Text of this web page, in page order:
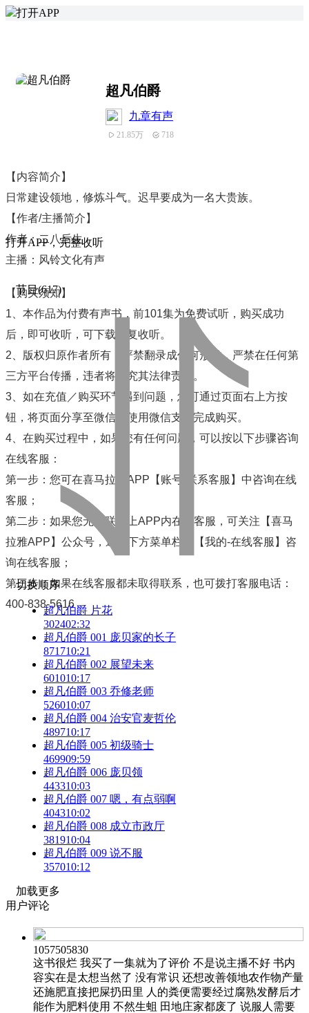
打开APP
超凡伯爵
九章有声
21.85万 718
【内容简介】
日常建设领地，修炼斗气。迟早要成为一名大贵族。
【作者/主播简介】
作者：二八后生
主播：风铃文化有声
【购买须知】
1、本作品为付费有声书，前101集为免费试听，购买成功
后，即可收听，可下载重复收听。
2、版权归原作者所有，严禁翻录成任何形式，严禁在任何第
三方平台传播，违者将追究其法律责任。
3、如在充值／购买环节遇到问题，您可通过页面右上方按
钮，将页面分享至微信内使用微信支付完成购买。
4、在购买过程中，如果您有任何问题，可以按以下步骤咨询
在线客服：
第一步：您可在喜马拉雅APP【账号-联系客服】中咨询在线
客服；
第二步：如果您无法联系上APP内在线客服，可关注【喜马
拉雅APP】公众号，通过下方菜单栏里【我的-在线客服】咨
询在线客服；
第三步：如果在线客服都未取得联系，也可拨打客服电话：
400-838-5616
打开APP，完整收听
节目(617)
切换顺序
超凡伯爵 片花
302402:32
超凡伯爵 001 庞贝家的长子
871710:21
超凡伯爵 002 展望未来
601010:17
超凡伯爵 003 乔修老师
526010:07
超凡伯爵 004 治安官麦哲伦
489710:17
超凡伯爵 005 初级骑士
469909:59
超凡伯爵 006 庞贝领
443310:03
超凡伯爵 007 嗯，有点弱啊
404310:02
超凡伯爵 008 成立市政厅
381910:04
超凡伯爵 009 说不服
357010:12
加载更多
用户评论
1057505830
这书很烂 我买了一集就为了评价 不是说主播不好 书内
容实在是太想当然了 没有常识 还想改善领地农作物产量
还施肥直接把屎扔田里 人的粪便需要经过腐熟发酵后才
能作为肥料使用 不然生蛆 田地庄家都废了 说服人需要